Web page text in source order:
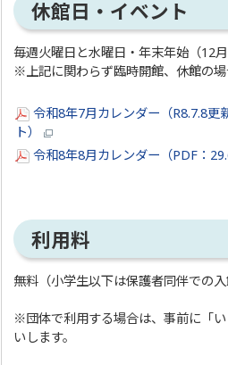
休館日・イベント
毎週火曜日と水曜日・年末年始（12月
※上記に関わらず臨時開館、休館の場
令和8年7月カレンダー（R8.7.8更
ト）
令和8年8月カレンダー（PDF：
利用料
無料（小学生以下は保護者同伴での入
※団体で利用する場合は、事前に「
いします。